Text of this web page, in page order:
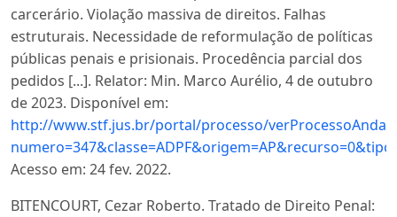
carcerário. Violação massiva de direitos. Falhas
estruturais. Necessidade de reformulação de políticas
públicas penais e prisionais. Procedência parcial dos
pedidos [...]. Relator: Min. Marco Aurélio, 4 de outubro
de 2023. Disponível em:
http://www.stf.jus.br/portal/processo/
Acesso em: 24 fev. 2022.
BITENCOURT, Cezar Roberto. Tratado de Direito Penal: